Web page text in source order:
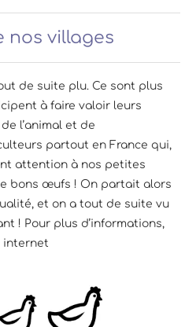
nos villages
de suite plu. Ce sont plus
à faire valoir leurs
l’animal et de
partout en France qui,
attention à nos petites
bons œufs ! On partait alors
et on a tout de suite vu
! Pour plus d’informations,
internet